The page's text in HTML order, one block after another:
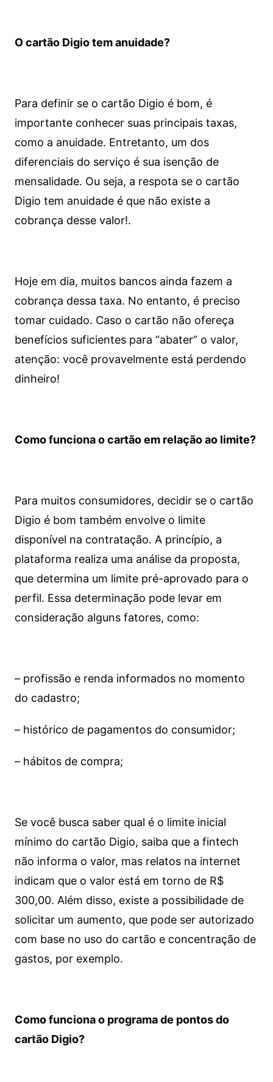
O cartão Digio tem anuidade?
Para definir se o cartão Digio é bom, é
importante conhecer suas principais taxas,
como a anuidade. Entretanto, um dos
diferenciais do serviço é sua isenção de
mensalidade. Ou seja, a respota se o cartão
Digio tem anuidade é que não existe a
cobrança desse valor!.
Hoje em dia, muitos bancos ainda fazem a
cobrança dessa taxa. No entanto, é preciso
tomar cuidado. Caso o cartão não ofereça
benefícios suficientes para “abater” o valor,
atenção: você provavelmente está perdendo
dinheiro!
Como funciona o cartão em relação ao limite?
Para muitos consumidores, decidir se o cartão
Digio é bom também envolve o limite
disponível na contratação. A princípio, a
plataforma realiza uma análise da proposta,
que determina um limite pré-aprovado para o
perfil. Essa determinação pode levar em
consideração alguns fatores, como:
– profissão e renda informados no momento
do cadastro;
– histórico de pagamentos do consumidor;
– hábitos de compra;
Se você busca saber qual é o limite inicial
mínimo do cartão Digio, saiba que a fintech
não informa o valor, mas relatos na internet
indicam que o valor está em torno de R$
300,00. Além disso, existe a possibilidade de
solicitar um aumento, que pode ser autorizado
com base no uso do cartão e concentração de
gastos, por exemplo.
Como funciona o programa de pontos do
cartão Digio?